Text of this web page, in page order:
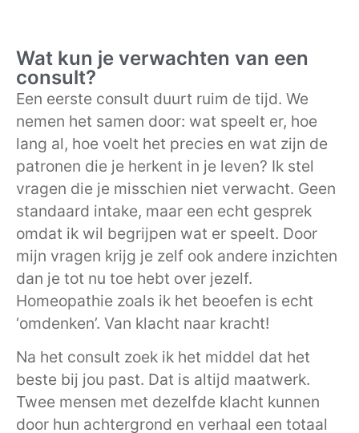
Wat kun je verwachten van een
consult?
Een eerste consult duurt ruim de tijd. We
nemen het samen door: wat speelt er, hoe
lang al, hoe voelt het precies en wat zijn de
patronen die je herkent in je leven? Ik stel
vragen die je misschien niet verwacht. Geen
standaard intake, maar een echt gesprek
omdat ik wil begrijpen wat er speelt. Door
mijn vragen krijg je zelf ook andere inzichten
dan je tot nu toe hebt over jezelf.
Homeopathie zoals ik het beoefen is echt
‘omdenken’. Van klacht naar kracht!
Na het consult zoek ik het middel dat het
beste bij jou past. Dat is altijd maatwerk.
Twee mensen met dezelfde klacht kunnen
door hun achtergrond en verhaal een totaal